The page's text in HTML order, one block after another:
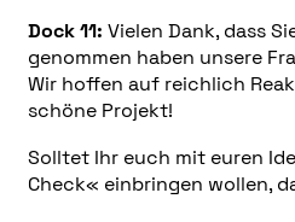
Dock 11: Vielen Dank, dass
genommen haben unsere
Wir hoffen auf reichlich
schöne Projekt!
Solltet Ihr euch mit euren
Check« einbringen wollen,